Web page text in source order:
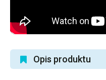
Opis produktu